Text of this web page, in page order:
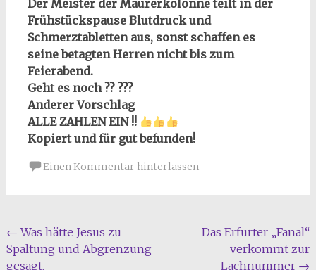
Der Meister der Maurerkolonne teilt in der
Frühstückspause Blutdruck und
Schmerztabletten aus, sonst schaffen es
seine betagten Herren nicht bis zum
Feierabend.
Geht es noch ?? ???
Anderer Vorschlag
ALLE ZAHLEN EIN !!
Kopiert und für gut befunden!
Einen Kommentar hinterlassen
Beitragsnavigation
← Was hätte Jesus zu
Spaltung und Abgrenzung
gesagt.
Das Erfurter „Fanal“
verkommt zur
Lachnummer →